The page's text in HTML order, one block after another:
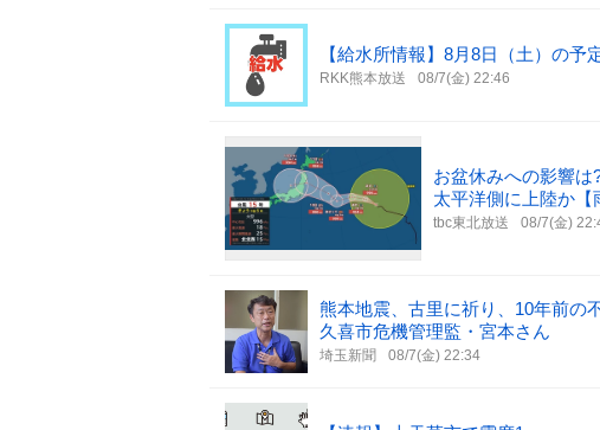
【給水所情報】8月8日（土）の
RKK熊本放送 08/7(金) 22:46
お盆休みへの影響は
太平洋側に上陸か【
tbc東北放送 08/7(金)
熊本地震、古里に祈り、10年前
久喜市危機管理監・宮本さん
埼玉新聞 08/7(金) 22:34